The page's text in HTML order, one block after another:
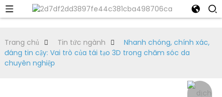
Trang chủ Tin tức ngành
Nhanh chóng, chính xác,
đáng tin cậy: Vai trò của tái tạo 3D trong chăm sóc da
chuyên nghiệp